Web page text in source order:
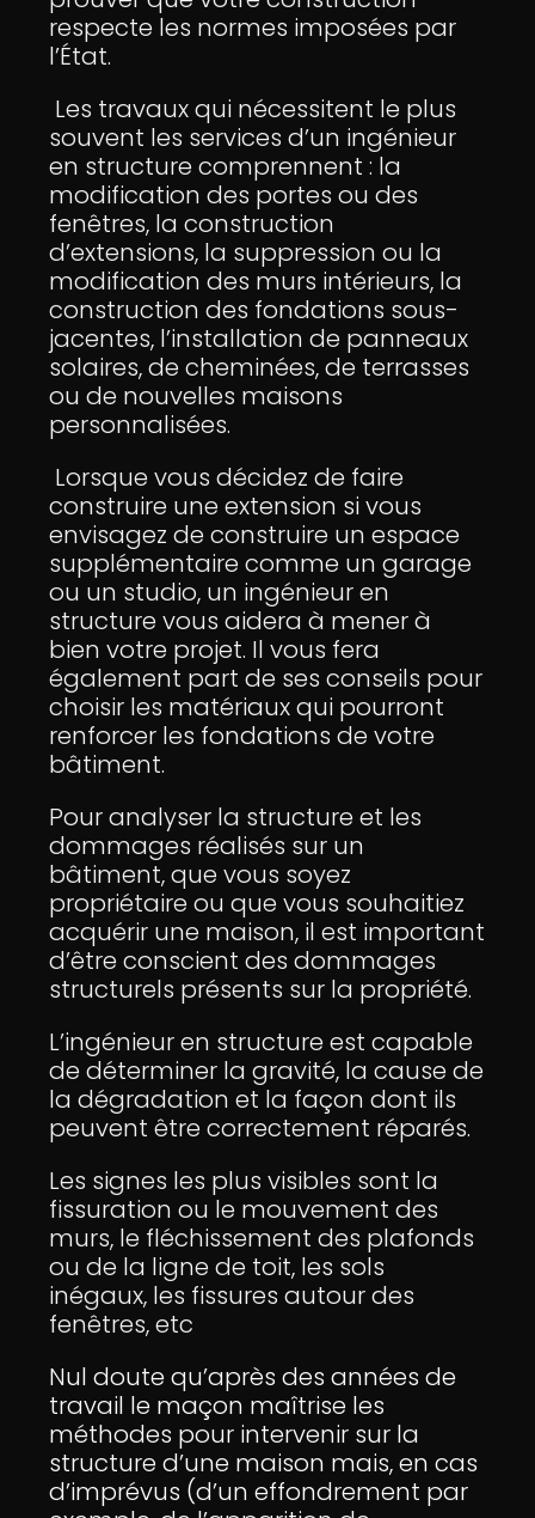
respecte les normes imposées par
l’État.
Les travaux qui nécessitent le plus
souvent les services d’un ingénieur
en structure comprennent : la
modification des portes ou des
fenêtres, la construction
d’extensions, la suppression ou la
modification des murs intérieurs, la
construction des fondations sous-
jacentes, l’installation de panneaux
solaires, de cheminées, de terrasses
ou de nouvelles maisons
personnalisées.
Lorsque vous décidez de faire
construire une extension si vous
envisagez de construire un espace
supplémentaire comme un garage
ou un studio, un ingénieur en
structure vous aidera à mener à
bien votre projet. Il vous fera
également part de ses conseils pour
choisir les matériaux qui pourront
renforcer les fondations de votre
bâtiment.
Pour analyser la structure et les
dommages réalisés sur un
bâtiment, que vous soyez
propriétaire ou que vous souhaitiez
acquérir une maison, il est important
d’être conscient des dommages
structurels présents sur la propriété.
L’ingénieur en structure est capable
de déterminer la gravité, la cause de
la dégradation et la façon dont ils
peuvent être correctement réparés.
Les signes les plus visibles sont la
fissuration ou le mouvement des
murs, le fléchissement des plafonds
ou de la ligne de toit, les sols
inégaux, les fissures autour des
fenêtres, etc
Nul doute qu’après des années de
travail le maçon maîtrise les
méthodes pour intervenir sur la
structure d’une maison mais, en cas
d’imprévus (d’un effondrement par